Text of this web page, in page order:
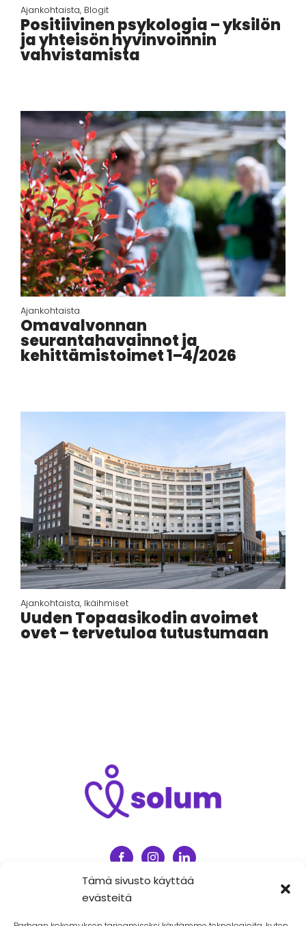
Tämä sivusto käyttää
evästeitä
Ajankohtaista, Blogit
Positiivinen psykologia – yksilön
ja yhteisön hyvinvoinnin
vahvistamista
Ajankohtaista
Omavalvonnan
seurantahavainnot ja
kehittämistoimet 1–4/2026
Ajankohtaista, Ikäihmiset
Uuden Topaasikodin avoimet
ovet – tervetuloa tutustumaan
Intranet
Väärinkäytösepäilyjen ilmoituskanava